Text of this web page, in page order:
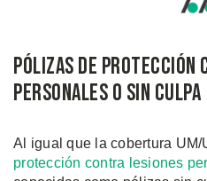
Pólizas de Protección
Personales o Sin Culpa
Al igual que la cobertura UM/
protección contra lesiones